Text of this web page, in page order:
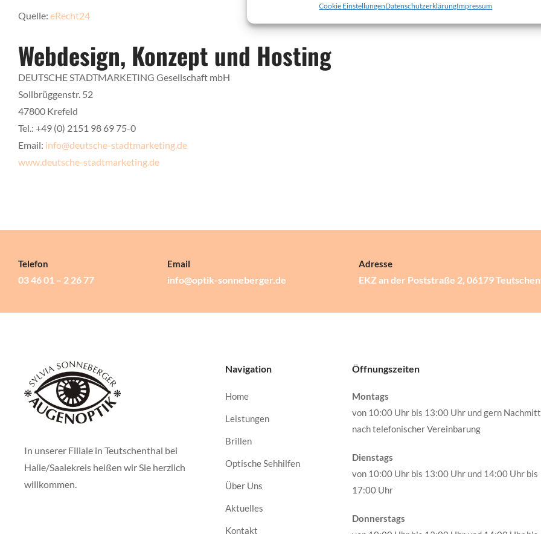
Cookie EinstellungenDatenschutzerklärungImpressum
Quelle: eRecht24
Webdesign, Konzept und Hosting
DEUTSCHE STADTMARKETING Gesellschaft mbH
Sollbrüggenstr. 52
47800 Krefeld
Tel.: +49 (0) 2151 98 69 75-0
Email: info@deutsche-stadtmarketing.de
www.deutsche-stadtmarketing.de
Telefon
03 46 01 – 2 26 77
Email
info@optik-sonneberger.de
Adresse
EKZ an der Poststraße 2, 06179
In unserer Filiale in Teutschenthal bei
Halle/Saalekreis heißen wir Sie herzlich
willkommen.
Navigation
Home
Leistungen
Brillen
Optische Sehhilfen
Über Uns
Aktuelles
Kontakt
Öffnungszeiten
Montags
von 10:00 Uhr bis 13:00 Uhr und gern
nach telefonischer Vereinbarung
Dienstags
von 10:00 Uhr bis 13:00 Uhr und 14:00 Uhr bis
17:00 Uhr
Donnerstags